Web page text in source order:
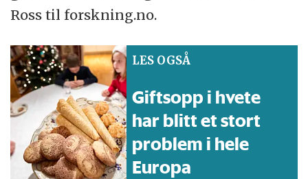
Ross til forskning.no.
LES OGSÅ
Giftsopp i hvete
har blitt et stort
problem i hele
Europa